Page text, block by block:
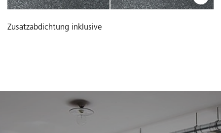
Zusatzabdichtung inklusive